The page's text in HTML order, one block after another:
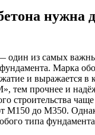
нужна
один из самых
Марка
и выражается в
тем прочнее и
строительства чаще
М150 до М350.
типа